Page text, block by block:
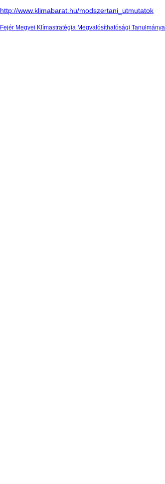
http://www.klimabarat.hu/modszertani_utmutatok
Fejér Megyei Klímastratégia Megvalósíthatósági Tanulmánya